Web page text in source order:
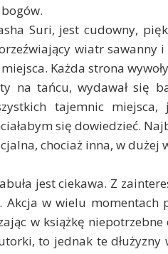
Suri, jest cudowny,
wiatr sawanny
Każda strona
na tańcu, wydawał się
tajemnic miejsca,
się dowiedzieć.
chociaż inna, w dużej
jest ciekawa. Z
w wielu momentach
w książkę niepotrzebne
to jednak te